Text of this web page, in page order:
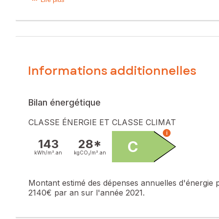
grande chambre de 18m2, un bureau, un local technique.
Bien classée et bien isolée pour une maison de cette
Contactez votre conseiller SAFTI : Anne-Marie DA SILVA,
844 700 070
Informations additionnelles
Bilan énergétique
CLASSE ÉNERGIE ET CLASSE CLIMAT
143
kWh/m². an
28*
kgCO₂/m². an C
i
Montant estimé des dépenses annuelles d'énergie
2140€ par an sur l'année 2021.